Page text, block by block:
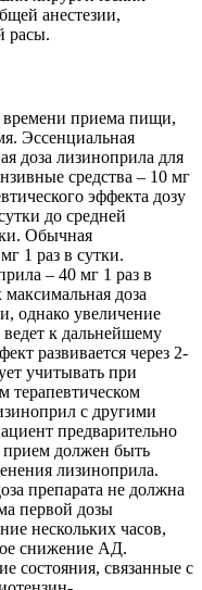
анестезии,
расы.
времени приема пищи,
Эссенциальная
доза лизиноприла для
средства – 10 мг
эффекта дозу
до средней
Обычная
1 раз в сутки.
– 40 мг 1 раз в
доза
однако увеличение
к дальнейшему
развивается через 2-
учитывать при
терапевтическом
с другими
предварительно
прием должен быть
лизиноприла.
препарата не должна
первой дозы
нескольких часов,
снижение АД.
состояния, связанные с